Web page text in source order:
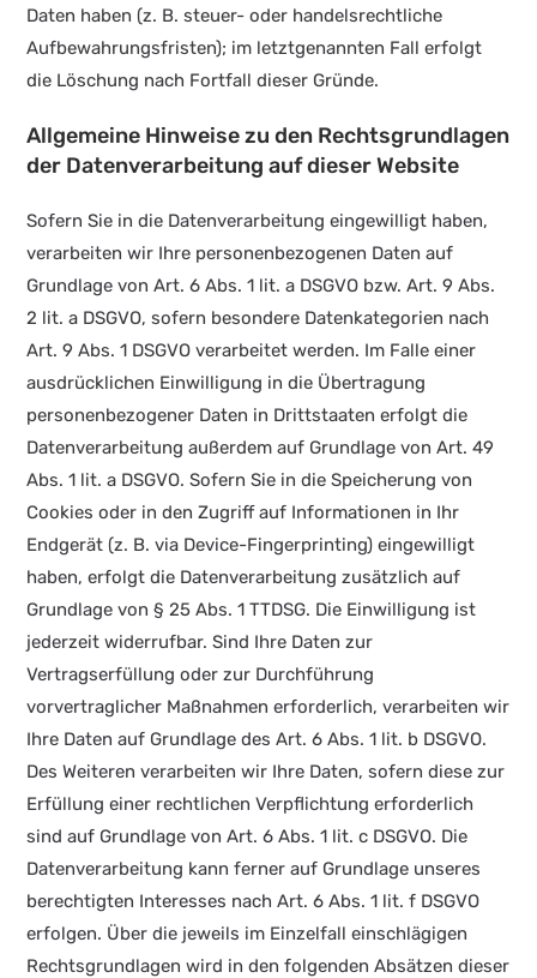
Daten haben (z. B. steuer- oder handelsrechtliche
Aufbewahrungsfristen); im letztgenannten Fall erfolgt
die Löschung nach Fortfall dieser Gründe.
Allgemeine Hinweise zu den Rechtsgrundlagen
der Datenverarbeitung auf dieser Website
Sofern Sie in die Datenverarbeitung eingewilligt haben,
verarbeiten wir Ihre personenbezogenen Daten auf
Grundlage von Art. 6 Abs. 1 lit. a DSGVO bzw. Art. 9 Abs.
2 lit. a DSGVO, sofern besondere Datenkategorien nach
Art. 9 Abs. 1 DSGVO verarbeitet werden. Im Falle einer
ausdrücklichen Einwilligung in die Übertragung
personenbezogener Daten in Drittstaaten erfolgt die
Datenverarbeitung außerdem auf Grundlage von Art. 49
Abs. 1 lit. a DSGVO. Sofern Sie in die Speicherung von
Cookies oder in den Zugriff auf Informationen in Ihr
Endgerät (z. B. via Device-Fingerprinting) eingewilligt
haben, erfolgt die Datenverarbeitung zusätzlich auf
Grundlage von § 25 Abs. 1 TTDSG. Die Einwilligung ist
jederzeit widerrufbar. Sind Ihre Daten zur
Vertragserfüllung oder zur Durchführung
vorvertraglicher Maßnahmen erforderlich, verarbeiten wir
Ihre Daten auf Grundlage des Art. 6 Abs. 1 lit. b DSGVO.
Des Weiteren verarbeiten wir Ihre Daten, sofern diese zur
Erfüllung einer rechtlichen Verpflichtung erforderlich
sind auf Grundlage von Art. 6 Abs. 1 lit. c DSGVO. Die
Datenverarbeitung kann ferner auf Grundlage unseres
berechtigten Interesses nach Art. 6 Abs. 1 lit. f DSGVO
erfolgen. Über die jeweils im Einzelfall einschlägigen
Rechtsgrundlagen wird in den folgenden Absätzen dieser